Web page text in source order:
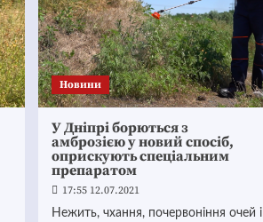
Новини
У Дніпрі борються з
амброзією у новий спосіб,
оприскують спеціальним
препаратом
17:55 12.07.2021
Нежить, чхання, почервоніння очей і